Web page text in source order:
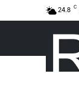
24.8 C